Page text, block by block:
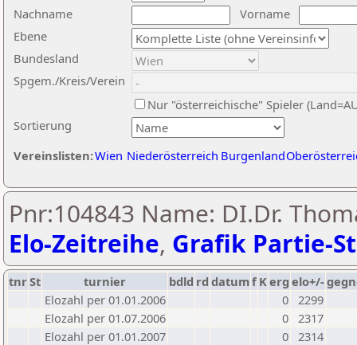
Nachname
Vorname
Ebene
Sortierung
Bundesland
Spgem./Kreis/Verein
Nur "österreichische" Spieler
Vereinslisten:Wien Niederösterreich Burgenland
Pnr:104843 Name: DI.Dr.
Elo-Zeitreihe, Grafik Partie-
tnrSt turnier bdld rd datumf Kerg elo+/-
Elozahl per 01.01.2006
0 2299
Elozahl per 01.07.2006
0 2317
Elozahl per 01.01.2007
0 2314